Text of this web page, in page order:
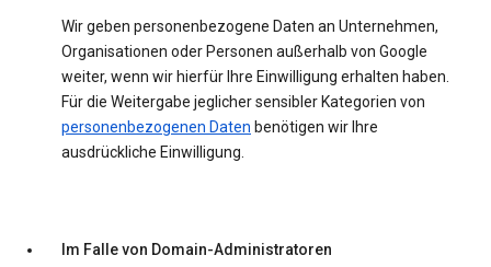
Wir geben personenbezogene Daten an Unternehmen,
Organisationen oder Personen außerhalb von Google
weiter, wenn wir hierfür Ihre Einwilligung erhalten haben.
Für die Weitergabe jeglicher sensibler Kategorien von
personenbezogenen Daten benötigen wir Ihre
ausdrückliche Einwilligung.
Im Falle von Domain-Administratoren